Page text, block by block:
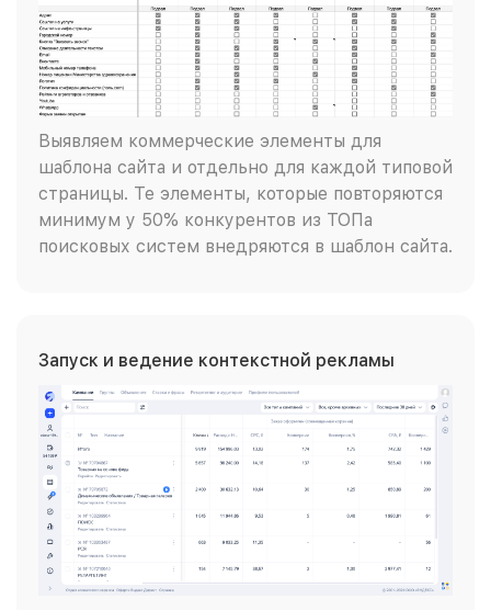
Выявляем коммерческие элементы для
шаблона сайта и отдельно для каждой типовой
страницы. Те элементы, которые повторяются
минимум у 50% конкурентов из ТОПа
поисковых систем внедряются в шаблон сайта.
Запуск и ведение контекстной рекламы